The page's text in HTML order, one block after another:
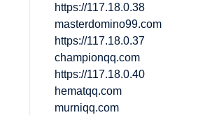
https://117.18.0.38
masterdomino99.com
https://117.18.0.37
championqq.com
https://117.18.0.40
hematqq.com
murniqq.com